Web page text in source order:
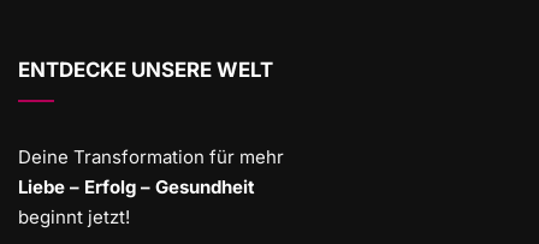
ENTDECKE UNSERE WELT
Deine Transformation für mehr
Liebe – Erfolg – Gesundheit
beginnt jetzt!